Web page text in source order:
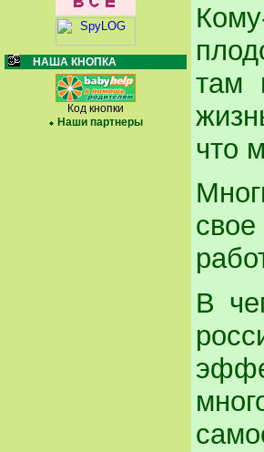
НАША КНОПКА
Код кнопки
Наши партнеры
там
что
В